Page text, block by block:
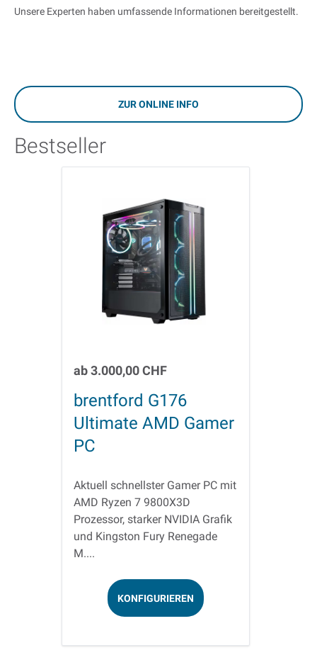
Unsere Experten haben umfassende Informationen bereitgestellt.
ZUR ONLINE INFO
Bestseller
ab3.000,00 CHF
brentford G176
Ultimate AMD Gamer
PC
Aktuell schnellster Gamer PC mit
AMD Ryzen 7 9800X3D
Prozessor, starker NVIDIA Grafik
und Kingston Fury Renegade
M....
KONFIGURIEREN